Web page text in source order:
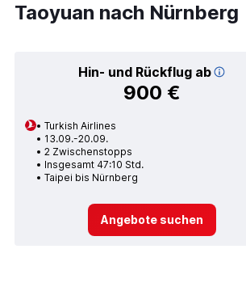
Taoyuan nach Nürnberg
Hin- und Rückflug ab
900 €
Turkish Airlines
13.09.-20.09.
2 Zwischenstopps
Insgesamt 47:10 Std.
Taipei bis Nürnberg
Angebote suchen